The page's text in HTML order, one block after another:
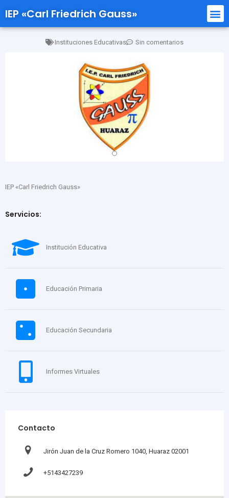
IEP «Carl Friedrich Gauss»
Instituciones Educativas Sin comentarios
IEP «Carl Friedrich Gauss»
Servicios:
Institución Educativa
Educación Primaria
Educación Secundaria
Informes Virtuales
Contacto
Jirón Juan de la Cruz Romero 1040, Huaraz 02001
+5143427239